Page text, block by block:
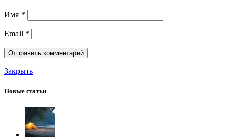
Имя *
Email *
Закрыть
Новые статьи